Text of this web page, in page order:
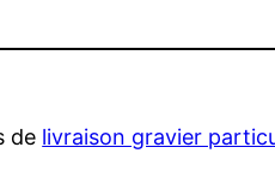
de livraison gravier